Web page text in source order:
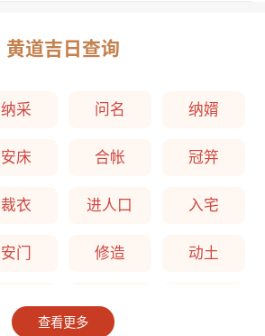
黄道吉日查询
纳采 问名 纳婿
安床 合帐 冠笄
裁衣 进人口 入宅
安门 修造 动土
查看更多